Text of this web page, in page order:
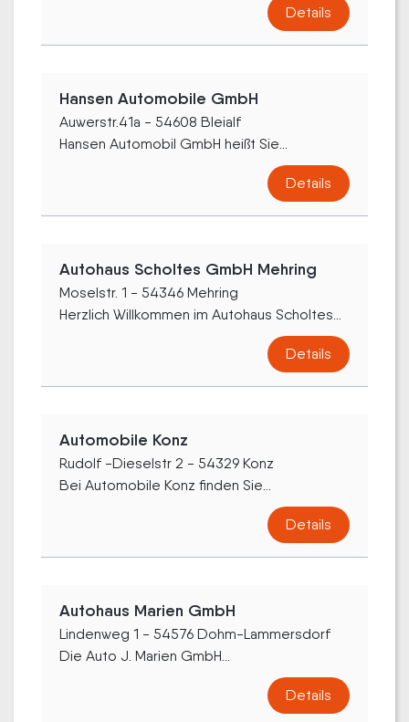
Details
Hansen Automobile GmbH
Auwerstr.41a - 54608 Bleialf
Hansen Automobil GmbH heißt Sie...
Details
Autohaus Scholtes GmbH Mehring
Moselstr. 1 - 54346 Mehring
Herzlich Willkommen im Autohaus Scholtes...
Details
Automobile Konz
Rudolf -Dieselstr 2 - 54329 Konz
Bei Automobile Konz finden Sie...
Details
Autohaus Marien GmbH
Lindenweg 1 - 54576 Dohm-Lammersdorf
Die Auto J. Marien GmbH...
Details